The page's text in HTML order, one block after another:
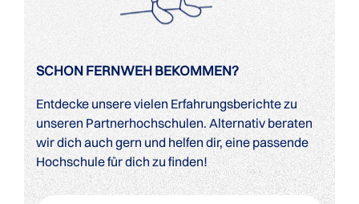
SCHON FERNWEH BEKOMMEN?
Entdecke unsere vielen Erfahrungsberichte zu
unseren Partnerhochschulen. Alternativ beraten
wir dich auch gern und helfen dir, eine passende
Hochschule für dich zu finden!